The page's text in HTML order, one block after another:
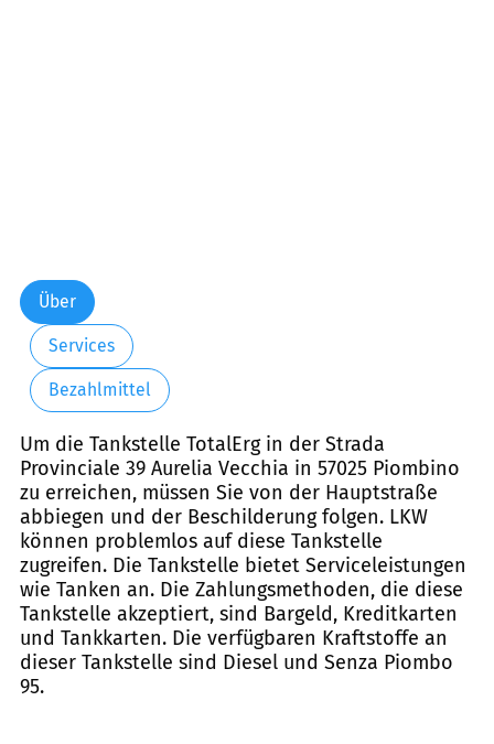
Über
Services
Bezahlmittel
Um die Tankstelle TotalErg in der Strada
Provinciale 39 Aurelia Vecchia in 57025 Piombino
zu erreichen, müssen Sie von der Hauptstraße
abbiegen und der Beschilderung folgen. LKW
können problemlos auf diese Tankstelle
zugreifen. Die Tankstelle bietet Serviceleistungen
wie Tanken an. Die Zahlungsmethoden, die diese
Tankstelle akzeptiert, sind Bargeld, Kreditkarten
und Tankkarten. Die verfügbaren Kraftstoffe an
dieser Tankstelle sind Diesel und Senza Piombo
95.